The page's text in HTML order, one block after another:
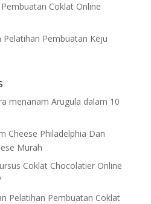
Coklat Online
Pembuatan Keju
menanam Arugula dalam 10
Cheese Philadelphia Dan
Murah
Coklat Chocolatier Online
Pelatihan Pembuatan Coklat